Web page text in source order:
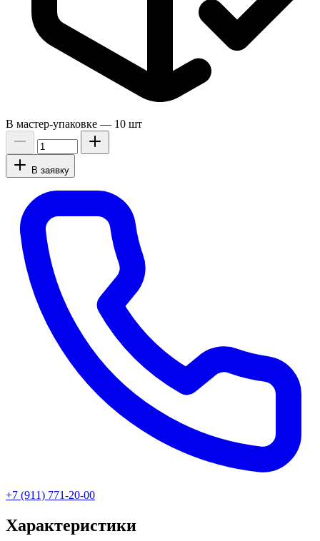
В мастер-упаковке — 10 шт
В заявку
+7 (911) 771-20-00
Характеристики